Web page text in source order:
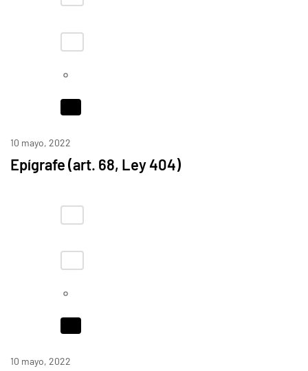
10 mayo, 2022
Epígrafe (art. 68, Ley 404)
10 mayo, 2022